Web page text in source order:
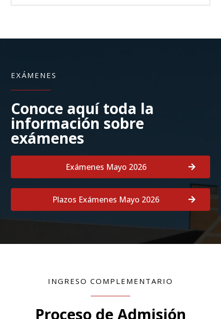
EXÁMENES
Conoce aquí toda la
información sobre
exámenes
Exámenes Mayo 2026
Plazos Exámenes Mayo 2026
INGRESO COMPLEMENTARIO
Proceso de Admisión